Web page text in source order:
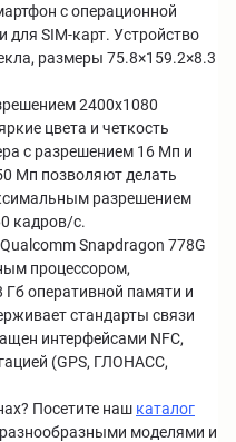
с операционной
для SIM-карт. Устройство
размеры 75.8×159.2×8.3
2400x1080
цвета и четкость
с разрешением 16 Мп и
Мп позволяют делать
разрешением
кадров/с.
Snapdragon 778G
процессором,
Гб оперативной памяти и
стандарты связи
интерфейсами NFC,
(GPS, ГЛОНАСС,
Посетите наш каталог
моделями и